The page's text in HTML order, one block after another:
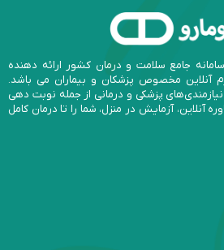
جامع سلامت و درمان کشور ارائه دهنده
آنلاین مخصوص پزشکان و بیماران می باشد.
پزشکی و درمانی از جمله نوبت دهی
آنلاین، آزمایش در منزل، شما را تا درمان کامل